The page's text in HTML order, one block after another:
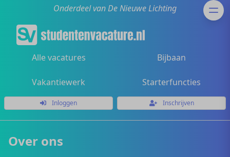
Onderdeel van De Nieuwe Lichting
Alle vacatures Bijbaan
Vakantiewerk Starterfuncties
Inloggen Inschrijven
Over ons